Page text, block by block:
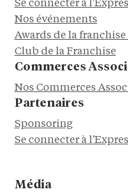
Se connecter à
Nos événements
Awards de la
Club de la Franchise
Commerces
Nos Commerces
Partenaires
Sponsoring
Se connecter à
Média